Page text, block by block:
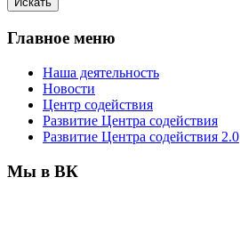
Главное меню
Наша деятельность
Новости
Центр содействия
Развитие Центра содействия
Развитие Центра содействия 2.0
Мы в ВК